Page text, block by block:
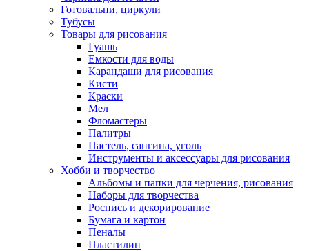
Готовальни, циркули
Тубусы
Товары для рисования
Гуашь
Емкости для воды
Карандаши для рисования
Кисти
Краски
Мел
Фломастеры
Палитры
Пастель, сангина, уголь
Инструменты и аксессуары для рисования
Хобби и творчество
Альбомы и папки для черчения, рисования
Наборы для творчества
Роспись и декорирование
Бумага и картон
Пеналы
Пластилин